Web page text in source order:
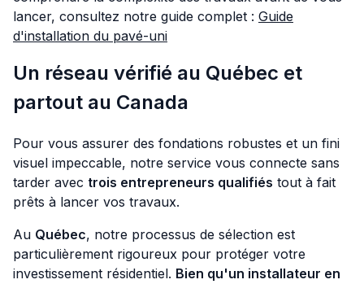
lancer, consultez notre guide complet : Guide
d'installation du pavé-uni
Un réseau vérifié au Québec et
partout au Canada
Pour vous assurer des fondations robustes et un fini
visuel impeccable, notre service vous connecte sans
tarder avec trois entrepreneurs qualifiés tout à fait
prêts à lancer vos travaux.
Au Québec, notre processus de sélection est
particulièrement rigoureux pour protéger votre
investissement résidentiel. Bien qu'un installateur en